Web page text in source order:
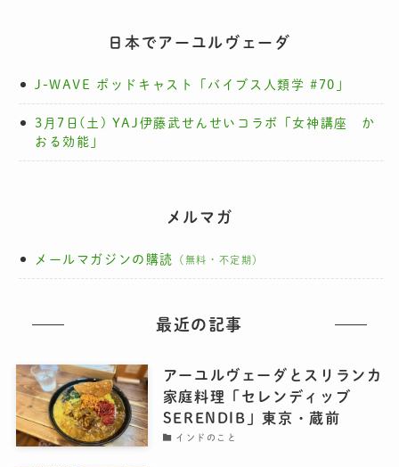
日本でアーユルヴェーダ
J-WAVE ポッドキャスト「バイブス人類学 #70」
3月7日(土) YAJ伊藤武せんせいコラボ「女神講座 か
おる効能」
メルマガ
メールマガジンの購読 （無料・不定期）
最近の記事
アーユルヴェーダとスリランカ
家庭料理「セレンディッブ
SERENDIB」東京・蔵前
インドのこと